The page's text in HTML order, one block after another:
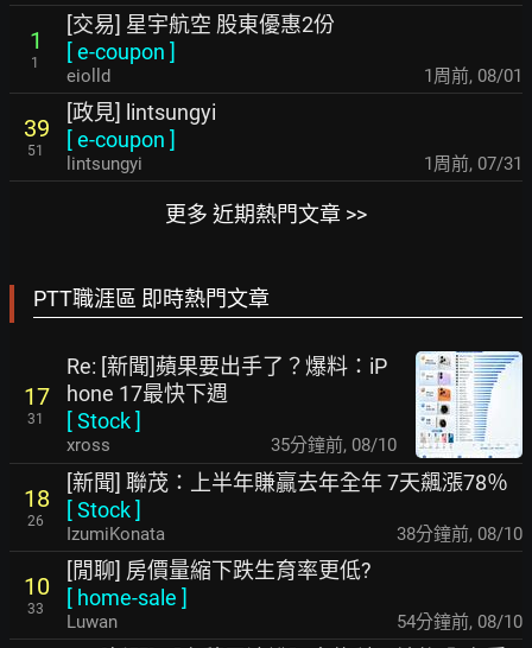
1
1
[交易] 星宇航空 股東優惠2份
[e-coupon ]
eiolld 1周前, 08/01
39
51
[政見] lintsungyi
[e-coupon ]
lintsungyi 1周前, 07/31
更多 近期熱門文章 >>
PTT職涯區 即時熱門文章
17
31
Re: [新聞]蘋果要出手了？爆料：iP
hone 17最快下週
[Stock]
xross 35分鐘前, 08/10
18
26
[新聞] 聯茂：上半年賺贏去年全年 7天飆漲78％
[Stock]
IzumiKonata 38分鐘前, 08/10
10
33
[閒聊] 房價量縮下跌生育率更低?
[ home-sale ]
Luwan 54分鐘前, 08/10